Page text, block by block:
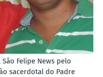
Felipe News pelo
sacerdotal do Padre